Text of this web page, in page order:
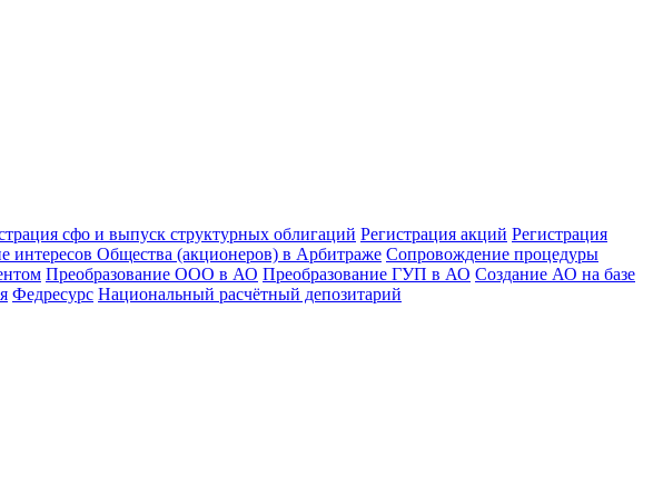
сфо и выпуск структурных облигаций Регистрация акций Регистрация
интересов Общества (акционеров) в Арбитраже Сопровождение процедуры
Преобразование ООО в АО Преобразование ГУП в АО Создание АО на базе
Федресурс Национальный расчётный депозитарий